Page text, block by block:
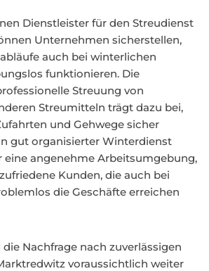
Dienstleister für den Streudienst
Unternehmen sicherstellen,
auch bei winterlichen
funktionieren. Die
Streuung von
Streumitteln trägt dazu bei,
und Gehwege sicher
gut organisierter Winterdienst
angenehme Arbeitsumgebung,
Kunden, die auch bei
die Geschäfte erreichen
Nachfrage nach zuverlässigen
voraussichtlich weiter